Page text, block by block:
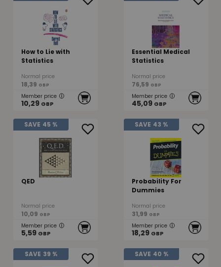
How to Lie with
Statistics
Normal price
18,39 GBP
Member price
10,29 GBP
Essential Medical
Statistics
Normal price
76,59 GBP
Member price
45,09 GBP
SAVE 45 %
QED
Normal price
10,09 GBP
Member price
5,59 GBP
SAVE 43 %
Probability For
Dummies
Normal price
31,99 GBP
Member price
18,29 GBP
SAVE 39 % SAVE 40 %